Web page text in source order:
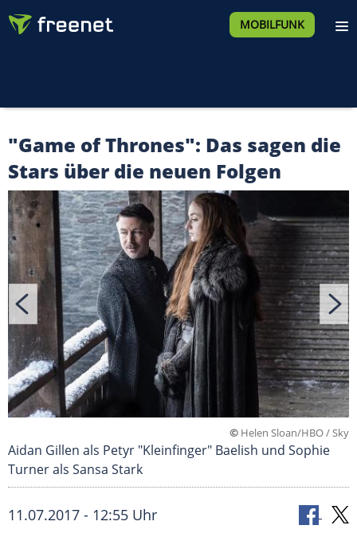
MOBILFUNK
"Game of Thrones": Das sagen die
Stars über die neuen Folgen
© Helen Sloan/HBO / Sky
Aidan Gillen als Petyr "Kleinfinger" Baelish und Sophie
Turner als Sansa Stark
11.07.2017 - 12:55 Uhr